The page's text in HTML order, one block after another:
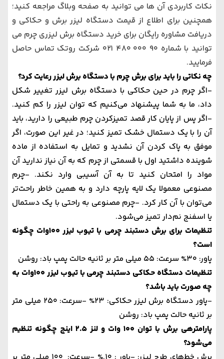
نکات کاربردی آن ها می توانید به صفحه وبلاگ مراجعه کنید؛
همچنین برای اطلاع از قیمت دستگاه لیزر برش و حکاکی و
دریافت مشاوره رایگان برای خرید دستگاه برش لیزری چرم می
توانید با شماره 90 000 480 021 شرکت روتک
تماس حاصل
فرمایید.
چه نکاتی را باید برای برش چرم با دستگاه برش لیزر رعایت کرد؟
-اگر چرم در حین حکاکی با دستگاه برش لیزر تغییر شکل
داد، ما به شما پیشنهاد می‌کنیم که توان لیزر را کم کنید.
-اگر پس از پایان کار قصد تمیزکردن چرم طبیعی را دارید، باید
آن را با یک دستمال خشک تمیز کنید؛ در غیر این صورت، اگر
موفق به پاک کردن آن نشدید و تمایل به استفاده از ماده
شوینده داشتید اول با قسمتی از چرم که به آن نیاز ندارید آن
مواد را امتحان کنید تا به آن آسیبی وارد نکند. -چرم
مصنوعی معمولا یک لایه پارچه دارد و به همین خاطر راحت‌تر
می‌توان با آن کار کرد. -چرم مصنوعی به راحتی با یک دستمال
یا اسفنج نم‌دار تمیز می‌شود.
تنظیمات برای برش دستبند چرمی با تیوب لیزر 100وات چگونه
است؟
پاور: 30%
سرعت: 55 میلی متر بر ثانیه
حالت پمپ باد: روشن
تنظیمات دستگاه حکاکی دستبند چرمی با تیوب لیزر 100وات به
چه صورت باید باشد؟
-پاور دستگاه برش لیزر حکاکی: 23%
-سرعت: 250 میلی متر
بر ثانیه حالت پمپ باد: روشن
پارامتر‌هی برش با توان 100 وات و لنز 2.5 اینچ چگونه تنظیم
می‌شود؟